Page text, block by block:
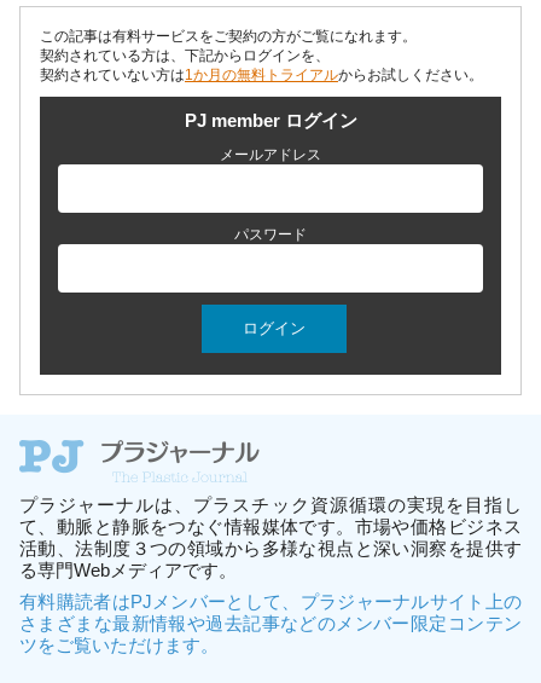
この記事は有料サービスをご契約の方がご覧になれます。
契約されている方は、下記からログインを、
契約されていない方は1か月の無料トライアルからお試しください。
PJ member ログイン
メールアドレス
パスワード
プラジャーナルは、プラスチック資源循環の実現を目指し
て、動脈と静脈をつなぐ情報媒体です。市場や価格ビジネス
活動、法制度３つの領域から多様な視点と深い洞察を提供す
る専門Webメディアです。
有料購読者はPJメンバーとして、プラジャーナルサイト上の
さまざまな最新情報や過去記事などのメンバー限定コンテン
ツをご覧いただけます。